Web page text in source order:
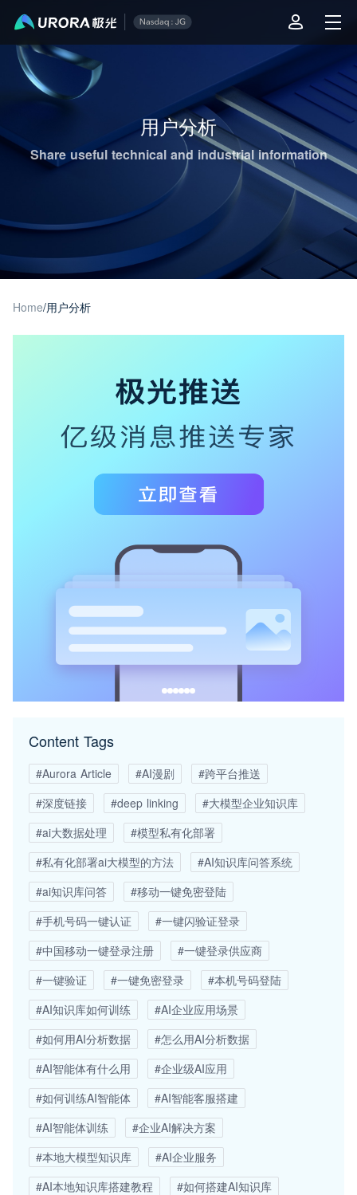
用户分析
Share useful technical and industrial information
Home/用户分析
Content Tags
#Aurora Article #AI漫剧
#跨平台推送
#深度链接
#deep linking
#大模型企业知识库
#ai大数据处理
#模型私有化部署
#私有化部署ai大模型的方法
#AI知识库问答系统
#ai知识库问答
#移动一键免密登陆
#手机号码一键认证
#一键闪验证登录
#中国移动一键登录注册
#一键登录供应商
#一键验证
#一键免密登录
#本机号码登陆
#AI知识库如何训练
#AI企业应用场景
#如何用AI分析数据
#怎么用AI分析数据
#AI智能体有什么用
#企业级AI应用
#如何训练AI智能体
#AI智能客服搭建
#AI智能体训练
#企业AI解决方案
#本地大模型知识库
#AI企业服务
#AI本地知识库搭建教程
#如何搭建AI知识库